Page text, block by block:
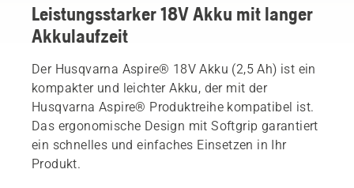
Leistungsstarker 18V Akku mit langer
Akkulaufzeit
Der Husqvarna Aspire® 18V Akku (2,5 Ah) ist ein
kompakter und leichter Akku, der mit der
Husqvarna Aspire® Produktreihe kompatibel ist.
Das ergonomische Design mit Softgrip garantiert
ein schnelles und einfaches Einsetzen in Ihr
Produkt.